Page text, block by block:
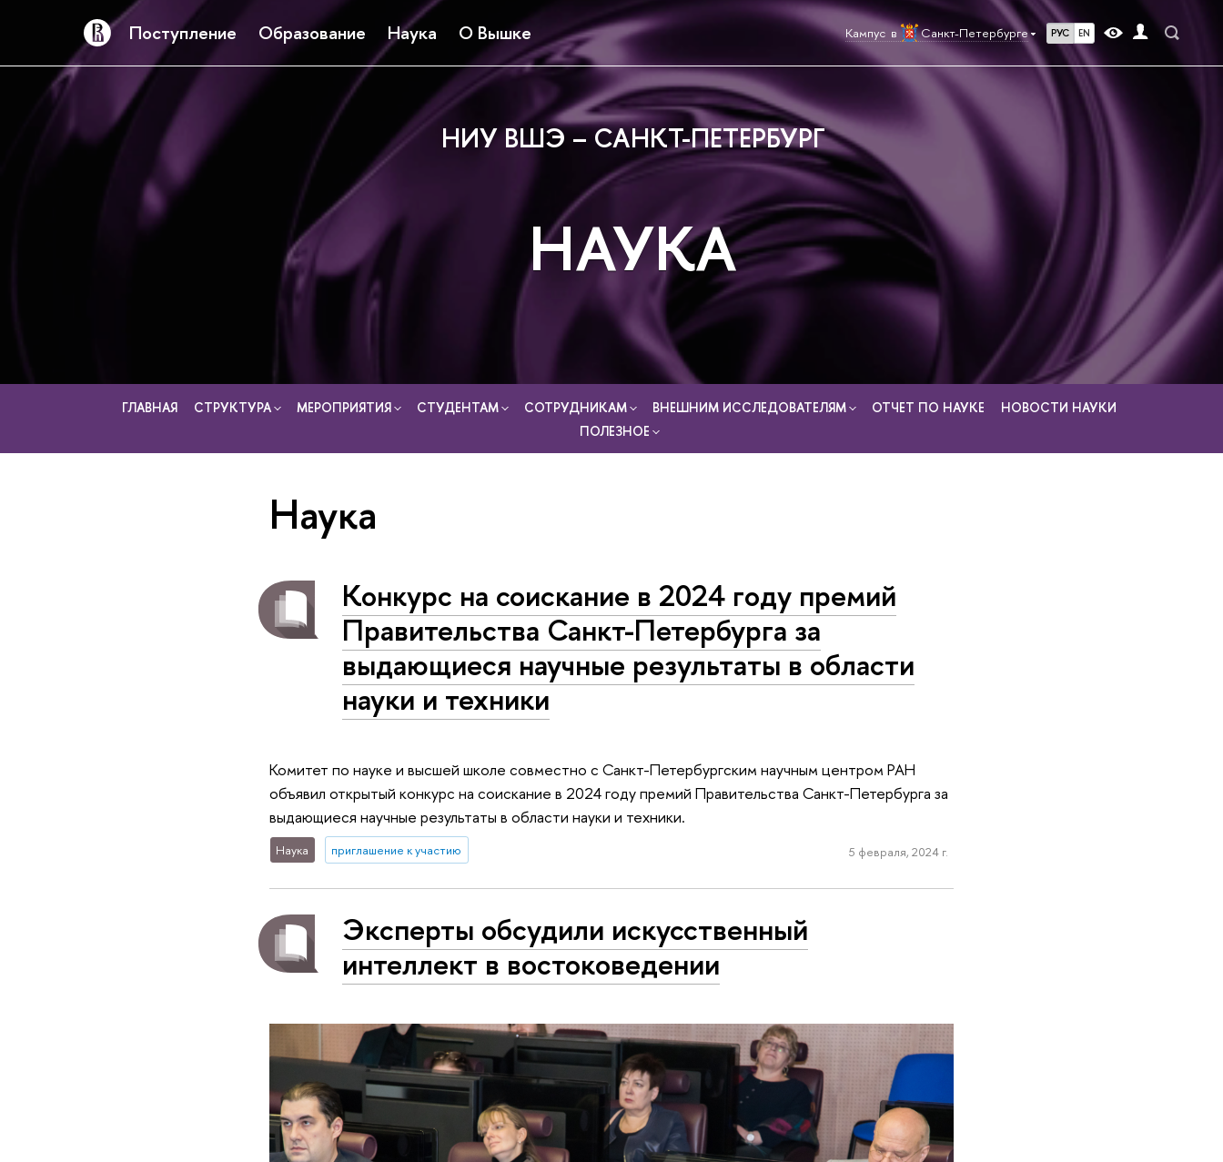
Поступление Образование Наука О Вышке Кампус в Санкт-Петербурге РУС EN
НИУ ВШЭ – САНКТ-ПЕТЕРБУРГ
НАУКА
ГЛАВНАЯ СТРУКТУРА МЕРОПРИЯТИЯ СТУДЕНТАМ СОТРУДНИКАМ ВНЕШНИМ ИССЛЕДОВАТЕЛЯМ ОТЧЕТ ПО НАУКЕ
НОВОСТИ НАУКИ
ПОЛЕЗНОЕ
Наука
Конкурс на соискание в 2024 году премий
Правительства Санкт-Петербурга за
выдающиеся научные результаты в области
науки и техники
Комитет по науке и высшей школе совместно с Санкт-Петербургским научным центром РАН
объявил открытый конкурс на соискание в 2024 году премий Правительства Санкт-Петербурга за
выдающиеся научные результаты в области науки и техники.
Наука приглашение к участию 5 февраля, 2024 г.
Эксперты обсудили искусственный
интеллект в востоковедении